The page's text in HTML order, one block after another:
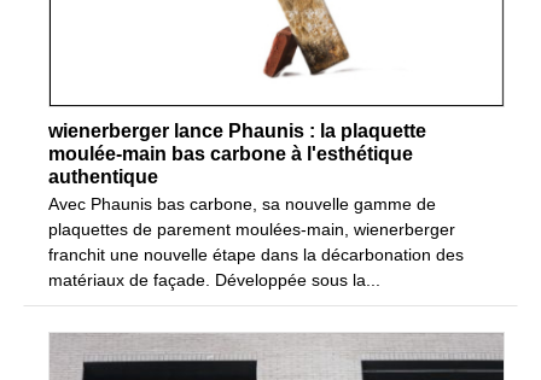
wienerberger lance Phaunis : la plaquette
moulée-main bas carbone à l'esthétique
authentique
Avec Phaunis bas carbone, sa nouvelle gamme de
plaquettes de parement moulées-main, wienerberger
franchit une nouvelle étape dans la décarbonation des
matériaux de façade. Développée sous la...